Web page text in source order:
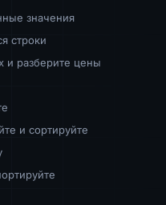
значения
строки
и разберите цены
и сортируйте